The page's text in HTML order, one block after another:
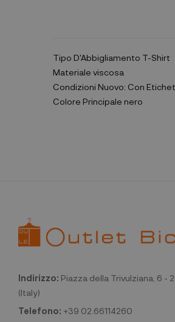
Tipo D'Abbigliamento T-Shirt
Materiale viscosa
Condizioni Nuovo: Con
Colore Principale nero
Indirizzo: Piazza della Trivulziana, 6 -
(Italy)
Telefono: +39 02.66114260